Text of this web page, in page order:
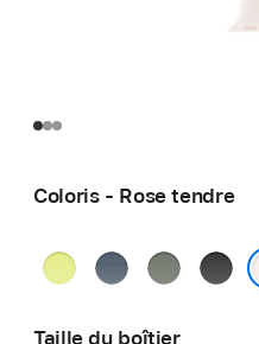
Coloris - Rose tendre
JauneBleu
Gris
Noir
Taille du boîtier